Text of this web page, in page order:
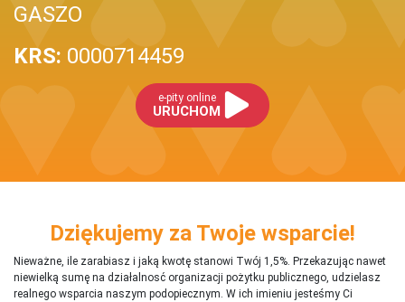
GASZO
KRS: 0000714459
e-pity online
URUCHOM
Dziękujemy za Twoje wsparcie!
Nieważne, ile zarabiasz i jaką kwotę stanowi Twój 1,5%. Przekazując nawet
niewielką sumę na działalnosć organizacji pożytku publicznego, udzielasz
realnego wsparcia naszym podopiecznym. W ich imieniu jesteśmy Ci